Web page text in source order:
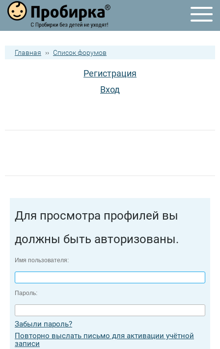
Главная ›› Список форумов
Регистрация
Вход
Для просмотра профилей вы
должны быть авторизованы.
Имя пользователя:
Пароль:
Забыли пароль?
Повторно выслать письмо для активации учётной
записи